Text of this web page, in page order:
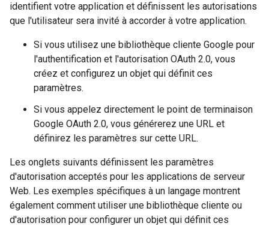
identifient votre application et définissent les autorisations
que l'utilisateur sera invité à accorder à votre application.
Si vous utilisez une bibliothèque cliente Google pour
l'authentification et l'autorisation OAuth 2.0, vous
créez et configurez un objet qui définit ces
paramètres.
Si vous appelez directement le point de terminaison
Google OAuth 2.0, vous générerez une URL et
définirez les paramètres sur cette URL.
Les onglets suivants définissent les paramètres
d'autorisation acceptés pour les applications de serveur
Web. Les exemples spécifiques à un langage montrent
également comment utiliser une bibliothèque cliente ou
d'autorisation pour configurer un objet qui définit ces